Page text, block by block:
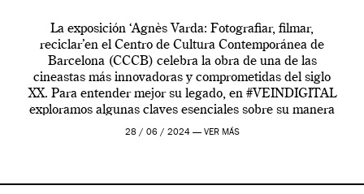
La exposición ‘Agnès Varda: Fotografiar, filmar,
reciclar’en el Centro de Cultura Contemporánea de
Barcelona (CCCB) celebra la obra de una de las
cineastas más innovadoras y comprometidas del siglo
XX. Para entender mejor su legado, en #VEINDIGITAL
exploramos algunas claves esenciales sobre su manera
de entender la vida, el cine y el arte contemporáneo.
28 / 06 / 2024 — VER MÁS